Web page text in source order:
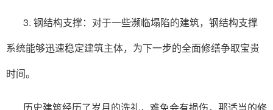
3. 钢结构支撑：对于一些濒临塌陷的建筑，钢结构支撑
系统能够迅速稳定建筑主体，为下一步的全面修缮争取宝贵
时间。